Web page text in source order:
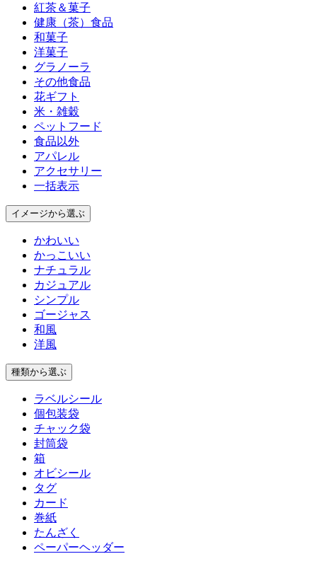
紅茶＆菓子
健康（茶）食品
和菓子
洋菓子
グラノーラ
その他食品
花ギフト
米・雑穀
ペットフード
食品以外
アパレル
アクセサリー
一括表示
イメージから選ぶ
かわいい
かっこいい
ナチュラル
カジュアル
シンプル
ゴージャス
和風
洋風
種類から選ぶ
ラベルシール
個包装袋
チャック袋
封筒袋
箱
オビシール
タグ
カード
巻紙
たんざく
ペーパーヘッダー